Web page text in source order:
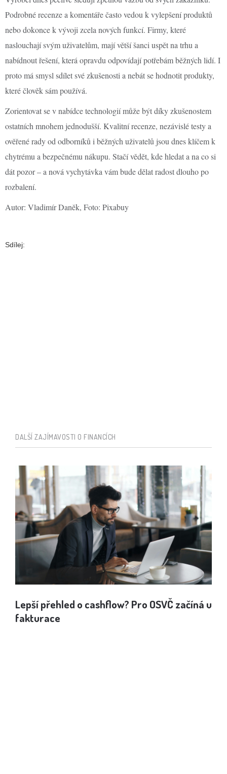
Podrobné recenze a komentáře často vedou k vylepšení produktů
nebo dokonce k vývoji zcela nových funkcí. Firmy, které
naslouchají svým uživatelům, mají větší šanci uspět na trhu a
nabídnout řešení, která opravdu odpovídají potřebám běžných lidí. I
proto má smysl sdílet své zkušenosti a nebát se hodnotit produkty,
které člověk sám používá.
Zorientovat se v nabídce technologií může být díky zkušenostem
ostatních mnohem jednodušší. Kvalitní recenze, nezávislé testy a
ověřené rady od odborníků i běžných uživatelů jsou dnes klíčem k
chytrému a bezpečnému nákupu. Stačí vědět, kde hledat a na co si
dát pozor – a nová vychytávka vám bude dělat radost dlouho po
rozbalení.
Autor: Vladimír Daněk, Foto: Pixabuy
Sdílej:
DALŠÍ ZAJÍMAVOSTI O FINANCÍCH
Lepší přehled o cashflow? Pro OSVČ začíná u
fakturace